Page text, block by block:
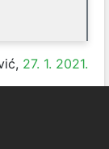
27. 1. 2021.